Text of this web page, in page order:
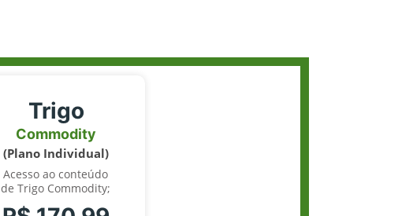
Trigo
Commodity
(Plano Individual)
Acesso ao conteúdo
de Trigo Commodity;